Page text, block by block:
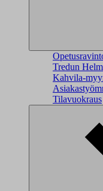
Tredun
Kahvila-
Tilavuokraus